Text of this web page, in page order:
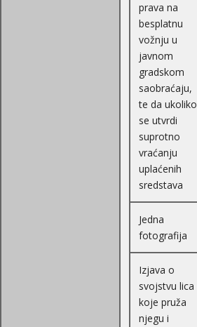
prava na
besplatnu
vožnju u
javnom
gradskom
saobraćaju,
te da ukoliko
se utvrdi
suprotno
vraćanju
uplaćenih
sredstava
Jedna
fotografija
Izjava o
svojstvu lica
koje pruža
njegu i